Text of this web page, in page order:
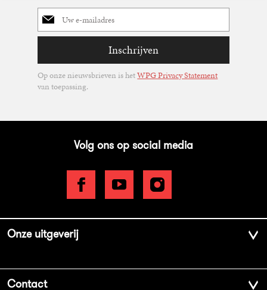
E-
mailadres
Inschrijven
Op onze nieuwsbrieven is hetWPG Privacy Statement
van toepassing.
Volg ons op social media
Onze uitgeverij
Contact